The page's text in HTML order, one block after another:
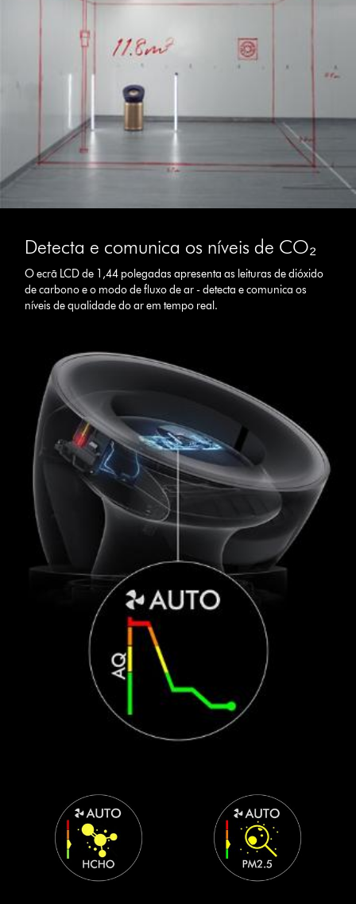
Detecta e comunica os níveis de CO₂
O ecrã LCD de 1,44 polegadas apresenta as leituras de dióxido
de carbono e o modo de fluxo de ar - detecta e comunica os
níveis de qualidade do ar em tempo real.